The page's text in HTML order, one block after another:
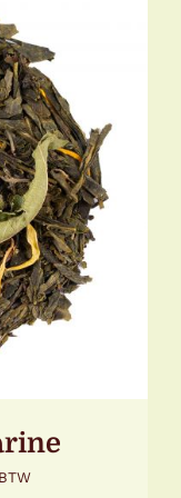
DETAILS